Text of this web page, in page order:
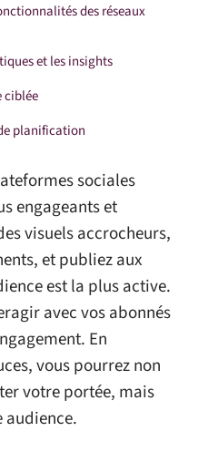
des réseaux
et les insights
ciblée
planification
sociales
engageants et
visuels accrocheurs,
et publiez aux
est la plus active.
avec vos abonnés
En
vous pourrez non
votre portée, mais
audience.